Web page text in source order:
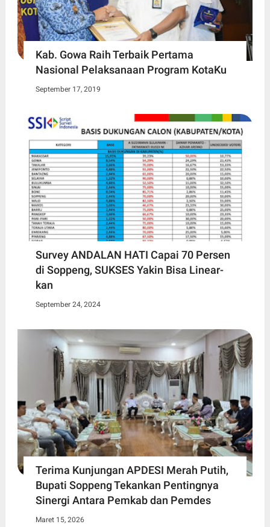
Kab. Gowa Raih Terbaik Pertama
Nasional Pelaksanaan Program KotaKu
September 17, 2019
Survey ANDALAN HATI Capai 70 Persen
di Soppeng, SUKSES Yakin Bisa Linear-
kan
September 24, 2024
Terima Kunjungan APDESI Merah Putih,
Bupati Soppeng Tekankan Pentingnya
Sinergi Antara Pemkab dan Pemdes
Maret 15, 2026